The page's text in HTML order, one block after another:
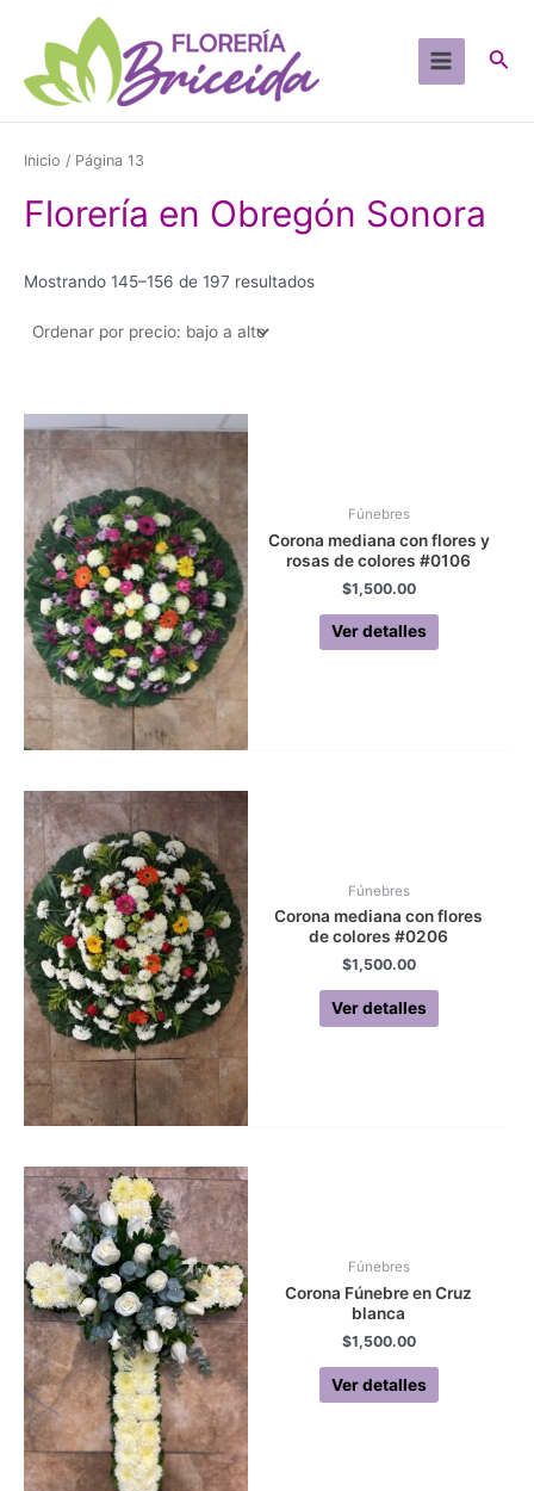
contenido
Main
Inicio / Página 13
Florería en Obregón Sonora
Mostrando 145–156 de 197 resultadosSorted
Fúnebres
Corona mediana con flores y
rosas de colores #0106
$1,500.00
Ver detalles
Fúnebres
Corona mediana con flores
de colores #0206
$1,500.00
Ver detalles
Fúnebres
Corona Fúnebre en Cruz
blanca
$1,500.00
Ver detalles